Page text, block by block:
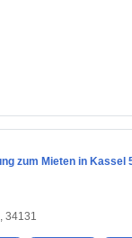
zum Mieten in Kassel
34131